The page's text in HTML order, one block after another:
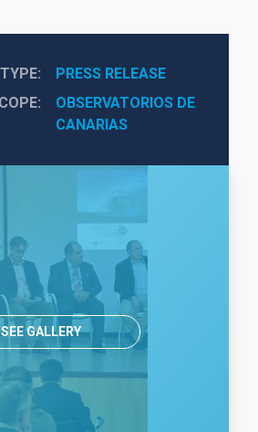
PRESS RELEASE
OBSERVATORIOS DE
CANARIAS
SEE GALLERY